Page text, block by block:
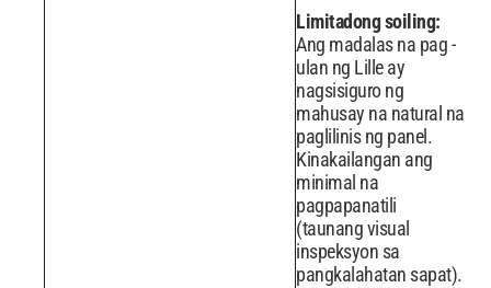
Limitadong soiling:
Ang madalas na pag -
ulan ng Lille ay
nagsisiguro ng
mahusay na natural na
paglilinis ng panel.
Kinakailangan ang
minimal na
pagpapanatili
(taunang visual
inspeksyon sa
pangkalahatan sapat).